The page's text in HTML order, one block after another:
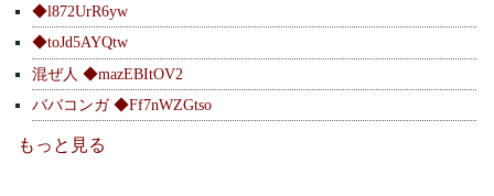
◆l872UrR6yw
◆toJd5AYQtw
混ぜ人 ◆mazEBItOV2
ババコンガ ◆Ff7nWZGtso
もっと見る